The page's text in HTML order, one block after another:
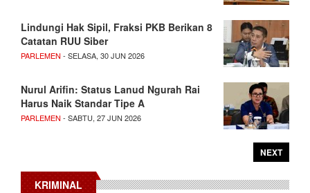
Lindungi Hak Sipil, Fraksi PKB Berikan 8
Catatan RUU Siber
PARLEMEN - SELASA, 30 JUN 2026
Nurul Arifin: Status Lanud Ngurah Rai
Harus Naik Standar Tipe A
PARLEMEN - SABTU, 27 JUN 2026
NEXT
KRIMINAL